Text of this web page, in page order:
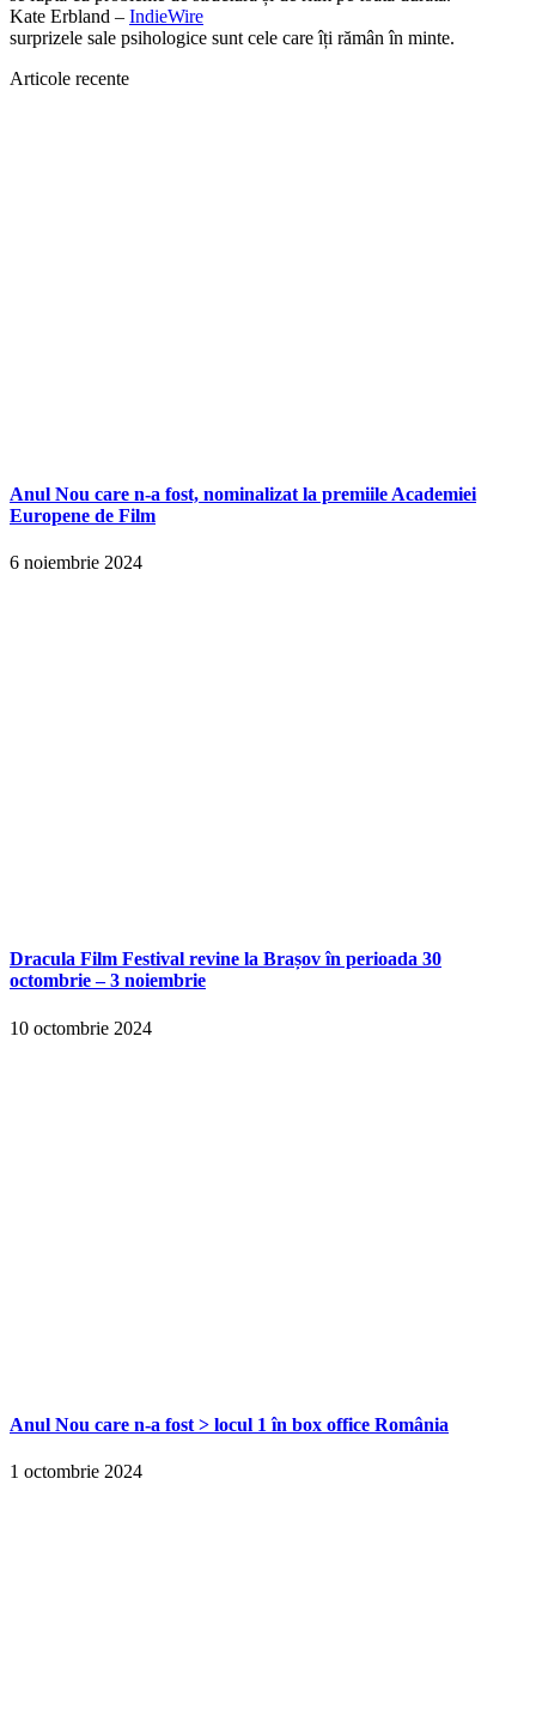
Kate Erbland – IndieWire
surprizele sale psihologice sunt cele care îți rămân în minte.
Articole recente
Anul Nou care n-a fost, nominalizat la premiile Academiei
Europene de Film
6 noiembrie 2024
Dracula Film Festival revine la Brașov în perioada 30
octombrie – 3 noiembrie
10 octombrie 2024
Anul Nou care n-a fost > locul 1 în box office România
1 octombrie 2024